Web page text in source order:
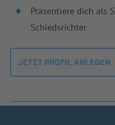
Präsentiere dich als
Schiedsrichter
JETZT PROFIL ANLEGEN